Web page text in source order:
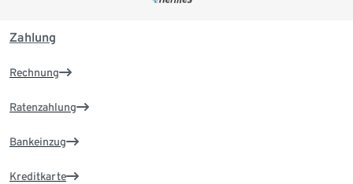
Zahlung
Rechnung
Ratenzahlung
Bankeinzug
Kreditkarte